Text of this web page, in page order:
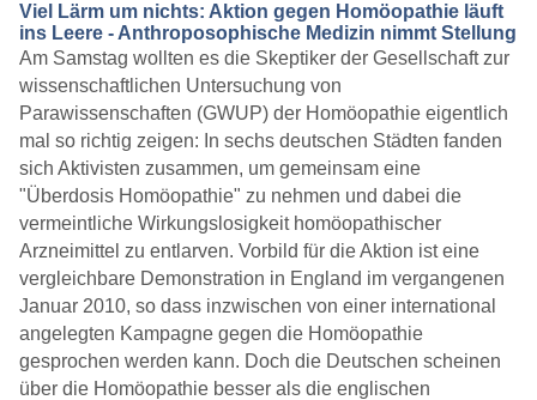
Viel Lärm um nichts: Aktion gegen Homöopathie läuft
ins Leere - Anthroposophische Medizin nimmt Stellung
Am Samstag wollten es die Skeptiker der Gesellschaft zur
wissenschaftlichen Untersuchung von
Parawissenschaften (GWUP) der Homöopathie eigentlich
mal so richtig zeigen: In sechs deutschen Städten fanden
sich Aktivisten zusammen, um gemeinsam eine
"Überdosis Homöopathie" zu nehmen und dabei die
vermeintliche Wirkungslosigkeit homöopathischer
Arzneimittel zu entlarven. Vorbild für die Aktion ist eine
vergleichbare Demonstration in England im vergangenen
Januar 2010, so dass inzwischen von einer international
angelegten Kampagne gegen die Homöopathie
gesprochen werden kann. Doch die Deutschen scheinen
über die Homöopathie besser als die englischen